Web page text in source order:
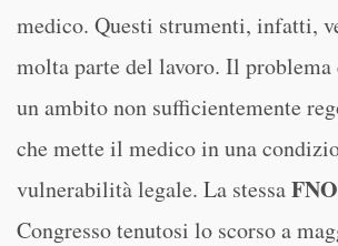
medico. Questi strumenti, infatti,
molta parte del lavoro. Il problema
un ambito non sufficientemente
che mette il medico in una
vulnerabilità legale. La stessa
Congresso tenutosi lo scorso a